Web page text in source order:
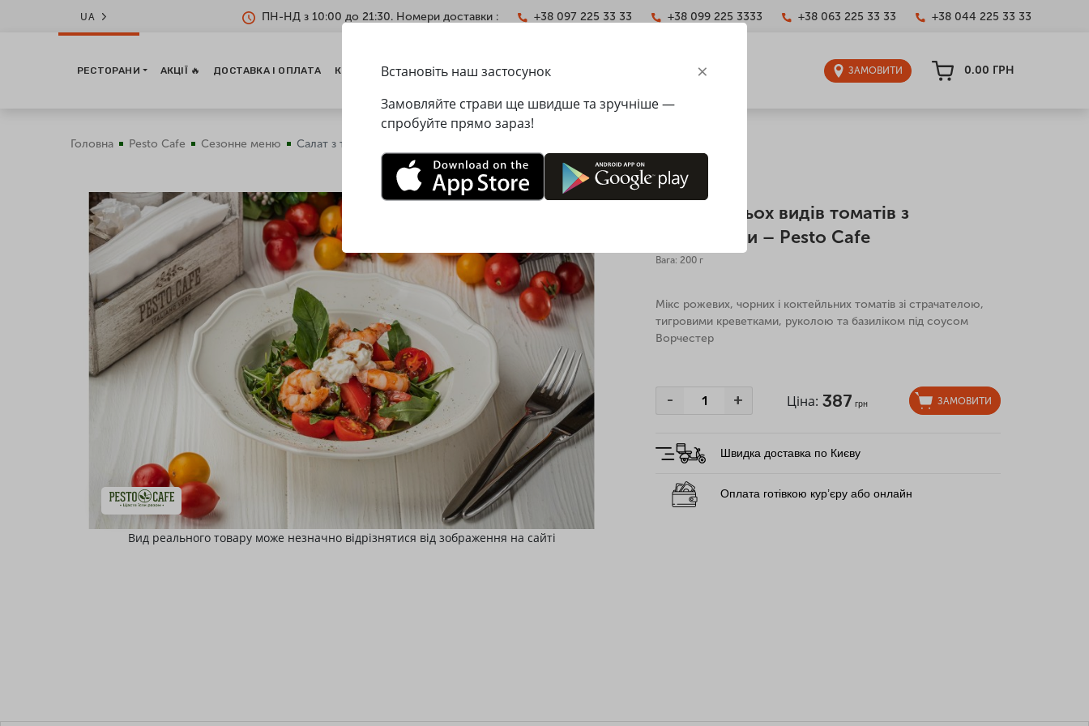
UA ПН-НД з 10:00 до 21:30. Номери доставки : +38 097 225 33 33 +38 099 225 3333 +38 063 225 33 33 +38 044 225 33 33
РЕСТОРАНИ АКЦІЇ 🔥 ДОСТАВКА І ОПЛАТА КОНТАКТИ ЗАМОВИТИ 0.00 ГРН
Головна Pesto Cafe Сезонне меню Салат з трьох видів томатів з креветками
Вид реального товару може незначно відрізнятися від зображення на сайті
Салат з трьох видів томатів з
креветками – Pesto Cafe
Вага: 200 г
Мікс рожевих, чорних і коктейльних томатів зі страчателою,
тигровими креветками, руколою та базиліком під соусом
Ворчестер
- + Ціна: 387 грн ЗАМОВИТИ
Швидка доставка по Києву
Оплата готівкою кур’єру або онлайн
Встановіть наш застосунок ×
Замовляйте страви ще швидше та зручніше —
спробуйте прямо зараз!